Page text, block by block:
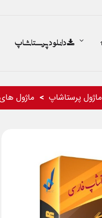
دانلود پرستاشاپ
ماژول پرستاشاپ ماژول